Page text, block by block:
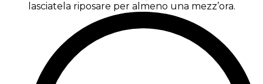
lasciatela riposare per almeno una mezz’ora.